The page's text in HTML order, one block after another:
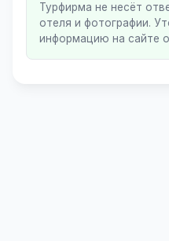
Турфирма не несёт
отеля и фотографии.
информацию на сайте